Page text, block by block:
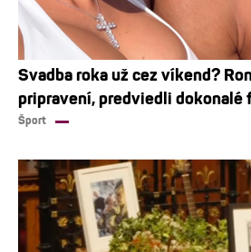
Svadba roka už cez víkend?
pripravení, predviedli dokonalé
Šport